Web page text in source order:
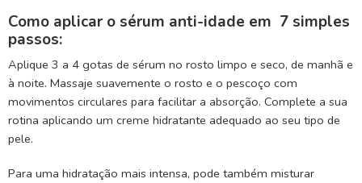
Como aplicar o sérum anti-idade em 7 simples
passos:
Aplique 3 a 4 gotas de sérum no rosto limpo e seco, de manhã e
à noite. Massaje suavemente o rosto e o pescoço com
movimentos circulares para facilitar a absorção. Complete a sua
rotina aplicando um creme hidratante adequado ao seu tipo de
pele.
Para uma hidratação mais intensa, pode também misturar